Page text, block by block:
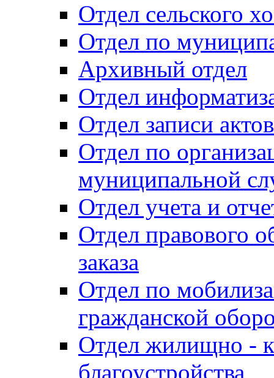
Отдел сельского
Отдел по
Архивный отдел
Отдел
Отдел записи
Отдел по
муниципальной
Отдел учета и
Отдел правового
заказа
Отдел по
гражданской
Отдел жилищно -
благоустройства